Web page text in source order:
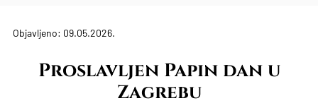
Objavljeno: 09.05.2026.
Proslavljen Papin dan u
Zagrebu